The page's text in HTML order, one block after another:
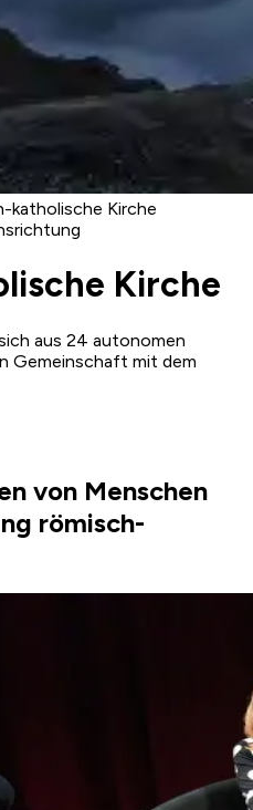
katholische Kirche
Kirche
aus 24 autonomen
Gemeinschaft mit dem
von Menschen
römisch-